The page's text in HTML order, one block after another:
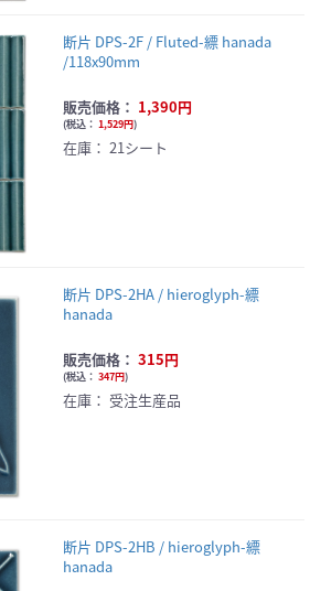
断片 DPS-2F / Fluted-縹 hanada
/118x90mm
販売価格： 1,390円
(税込： 1,529円)
在庫： 21シート
断片 DPS-2HA / hieroglyph-縹
hanada
販売価格： 315円
(税込： 347円)
在庫： 受注生産品
断片 DPS-2HB / hieroglyph-縹
hanada